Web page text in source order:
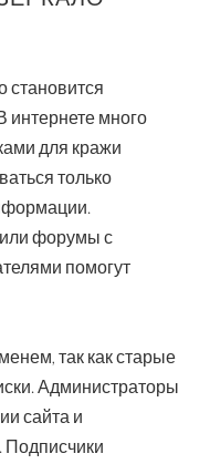
становится
интернете много
для кражи
только
форумы с
помогут
так как старые
Администраторы
сайта и
Подписчики